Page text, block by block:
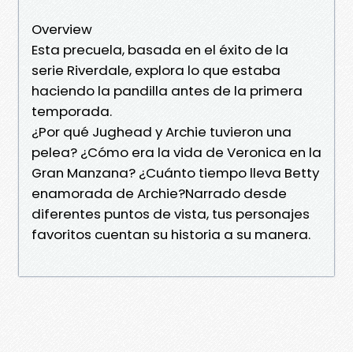
Overview
Esta precuela, basada en el éxito de la
serie Riverdale, explora lo que estaba
haciendo la pandilla antes de la primera
temporada.
¿Por qué Jughead y Archie tuvieron una
pelea? ¿Cómo era la vida de Veronica en la
Gran Manzana? ¿Cuánto tiempo lleva Betty
enamorada de Archie?Narrado desde
diferentes puntos de vista, tus personajes
favoritos cuentan su historia a su manera.